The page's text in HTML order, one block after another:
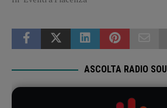
ASCOLTA RADIO